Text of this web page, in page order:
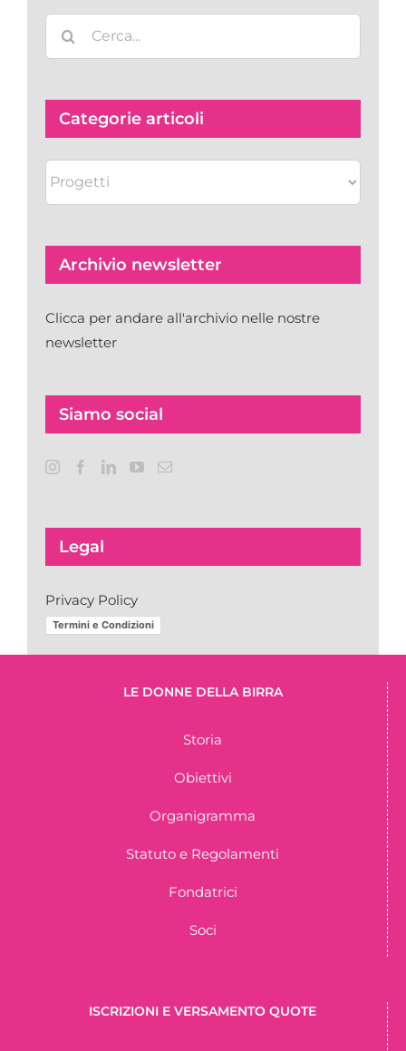
Categorie articoli
articoli
Archivio newsletter
Clicca per andare all'archivio nelle nostre
newsletter
Siamo social
Legal
Privacy Policy
Termini e Condizioni
LE DONNE DELLA BIRRA
Storia
Obiettivi
Organigramma
Statuto e Regolamenti
Fondatrici
Soci
ISCRIZIONI E VERSAMENTO QUOTE